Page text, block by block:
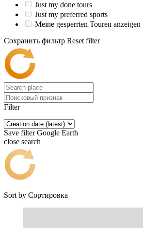
Just my done tours
Just my preferred sports
Meine gesperrten Touren anzeigen
Сохранить фильтр Reset filter
Filter
Save filter Google Earth
close search
Sort by Сортировка